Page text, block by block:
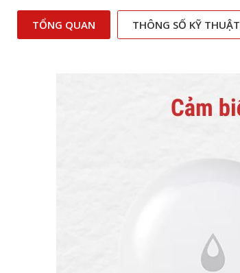
TỔNG QUAN THÔNG SỐ KỸ THUẬT